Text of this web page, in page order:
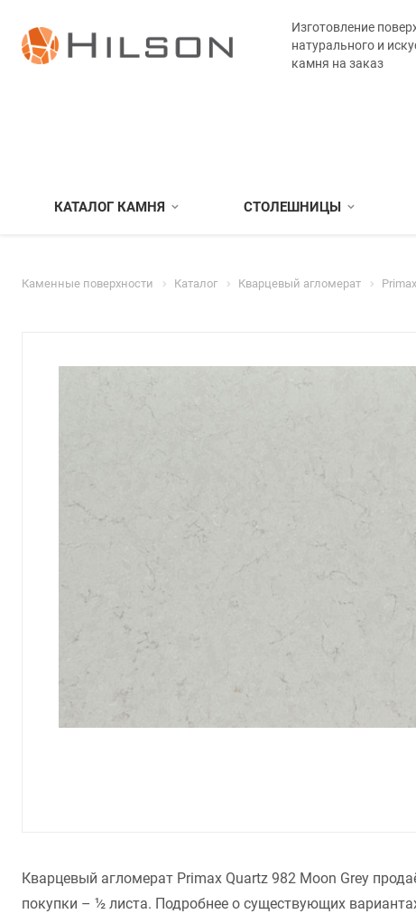
Изготовление
натурального и
камня на заказ
КАТАЛОГ КАМНЯ СТОЛЕШНИЦЫ
Каменные поверхности Каталог Кварцевый агломерат
Кварцевый агломерат Primax Quartz 982 Moon Grey
покупки – ½ листа. Подробнее о существующих